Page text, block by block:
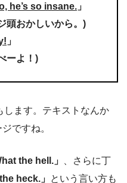
he’s so insane. 」
頭おかしいから。)
」
ーよ！)
します。テキストなんか
ですね。
the hell.」
、さらに丁
heck.」 という言い方も